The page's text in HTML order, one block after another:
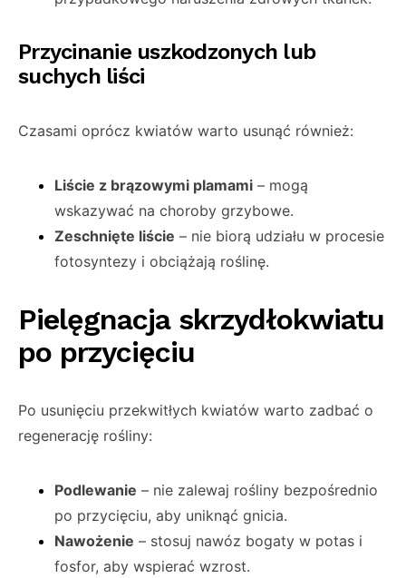
Przycinanie uszkodzonych lub
suchych liści
Czasami oprócz kwiatów warto usunąć również:
Liście z brązowymi plamami – mogą
wskazywać na choroby grzybowe.
Zeschnięte liście – nie biorą udziału w procesie
fotosyntezy i obciążają roślinę.
Pielęgnacja skrzydłokwiatu
po przycięciu
Po usunięciu przekwitłych kwiatów warto zadbać o
regenerację rośliny:
Podlewanie – nie zalewaj rośliny bezpośrednio
po przycięciu, aby uniknąć gnicia.
Nawożenie – stosuj nawóz bogaty w potas i
fosfor, aby wspierać wzrost.